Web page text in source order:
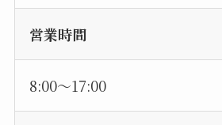
営業時間
8:00〜17:00